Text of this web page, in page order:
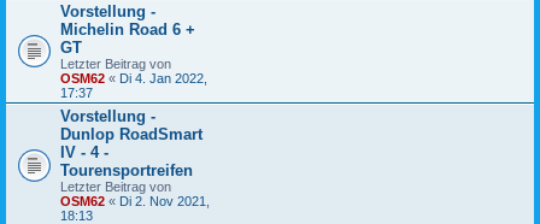
Vorstellung -
Michelin Road 6 +
GT
Letzter Beitrag von
OSM62 « Di 4. Jan 2022,
17:37
Vorstellung -
Dunlop RoadSmart
IV - 4 -
Tourensportreifen
Letzter Beitrag von
OSM62 « Di 2. Nov 2021,
18:13